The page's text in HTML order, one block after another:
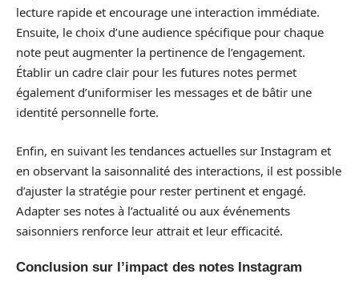
lecture rapide et encourage une interaction immédiate.
Ensuite, le choix d’une audience spécifique pour chaque
note peut augmenter la pertinence de l’engagement.
Établir un cadre clair pour les futures notes permet
également d’uniformiser les messages et de bâtir une
identité personnelle forte.
Enfin, en suivant les tendances actuelles sur Instagram et
en observant la saisonnalité des interactions, il est possible
d’ajuster la stratégie pour rester pertinent et engagé.
Adapter ses notes à l’actualité ou aux événements
saisonniers renforce leur attrait et leur efficacité.
Conclusion sur l’impact des notes Instagram